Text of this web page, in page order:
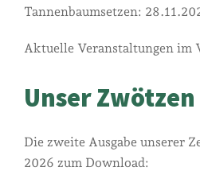
Tannenbaumsetzen:
Aktuelle Veranstaltungen im
Unser Zwötzen
Die zweite Ausgabe unserer
2026 zum Download: